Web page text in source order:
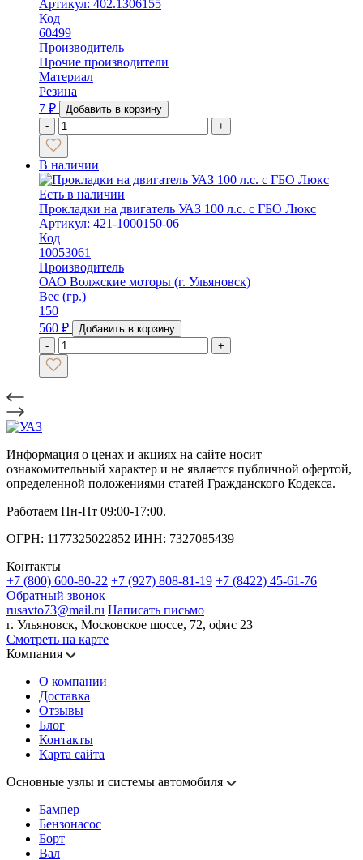
Артикул: 402.1306155
Код
60499
Производитель
Прочие производители
Материал
Резина
7 ₽
Добавить в корзину
-
+
В наличии
Есть в наличии
Прокладки на двигатель УАЗ 100 л.с. с ГБО Люкс
Артикул: 421-1000150-06
Код
10053061
Производитель
ОАО Волжские моторы (г. Ульяновск)
Вес (гр.)
150
560 ₽
Добавить в корзину
-
+
Информация о ценах и акциях на сайте носит
ознакомительный характер и не является публичной офертой,
определенной положениями статей Гражданского Кодекса.
Работаем Пн-Пт 09:00-17:00.
ОГРН: 1177325022852 ИНН: 7327085439
Контакты
+7 (800) 600-80-22 +7 (927) 808-81-19 +7 (8422) 45-61-76
Обратный звонок
rusavto73@mail.ru Написать письмо
г. Ульяновск, Московское шоссе, 72, офис 23
Смотреть на карте
Компания
О компании
Доставка
Отзывы
Блог
Контакты
Карта сайта
Основные узлы и системы автомобиля
Бампер
Бензонасос
Борт
Вал